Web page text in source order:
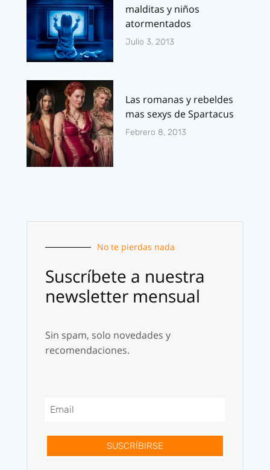
malditas y niños
atormentados
Julio 3, 2013
Las romanas y rebeldes
mas sexys de Spartacus
Febrero 8, 2013
No te pierdas nada
Suscríbete a nuestra
newsletter mensual
Sin spam, solo novedades y
recomendaciones.
SUSCRÍBIRSE